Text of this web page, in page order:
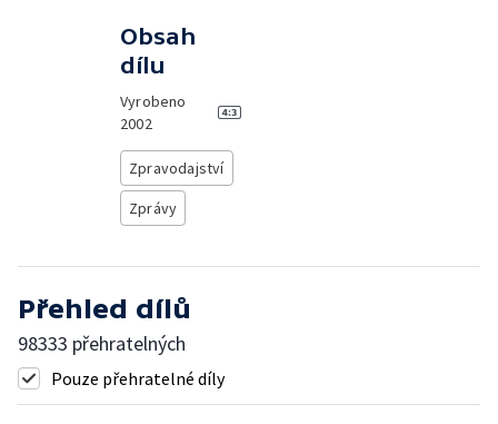
Obsah
dílu
Vyrobeno
2002
Zpravodajství
Zprávy
Přehled dílů
98333 přehratelných
Pouze přehratelné díly